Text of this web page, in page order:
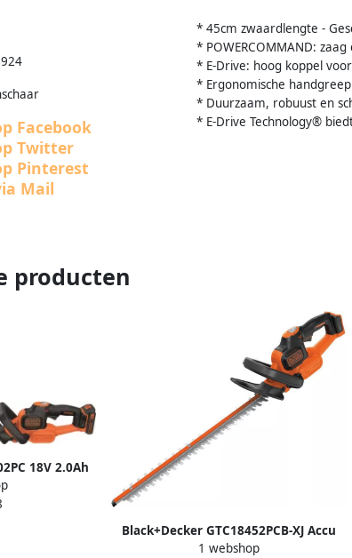
* 45cm zwaardlengte -
* POWERCOMMAND:
* E-Drive: hoog koppel
* Ergonomische
* Duurzaam, robuust en
* E-Drive Technology®
producten
18V 2.0Ah
Black+Decker GTC18452PCB-XJ Accu
Heggenschaar | 45 cm | 18 V | Excl.
1 webshop